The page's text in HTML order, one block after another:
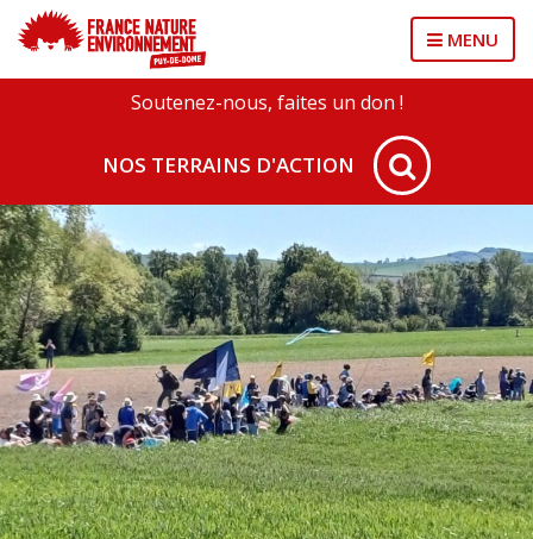
MENU
Soutenez-nous, faites un don !
NOS TERRAINS D'ACTION